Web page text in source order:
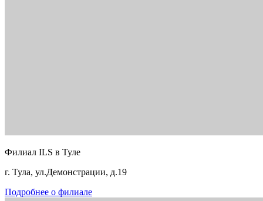
Филиал ILS в Туле
г. Тула, ул.Демонстрации, д.19
Подробнее о филиале